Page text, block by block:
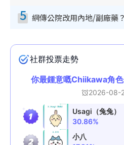
5